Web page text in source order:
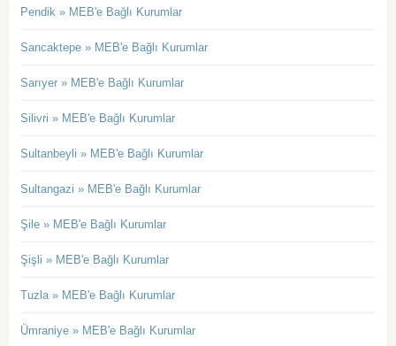
Pendik » MEB'e Bağlı Kurumlar
Sancaktepe » MEB'e Bağlı Kurumlar
Sarıyer » MEB'e Bağlı Kurumlar
Silivri » MEB'e Bağlı Kurumlar
Sultanbeyli » MEB'e Bağlı Kurumlar
Sultangazi » MEB'e Bağlı Kurumlar
Şile » MEB'e Bağlı Kurumlar
Şişli » MEB'e Bağlı Kurumlar
Tuzla » MEB'e Bağlı Kurumlar
Ümraniye » MEB'e Bağlı Kurumlar